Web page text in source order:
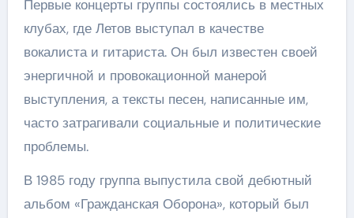
Первые концерты группы состоялись в местных
клубах, где Летов выступал в качестве
вокалиста и гитариста. Он был известен своей
энергичной и провокационной манерой
выступления, а тексты песен, написанные им,
часто затрагивали социальные и политические
проблемы.
В 1985 году группа выпустила свой дебютный
альбом «Гражданская Оборона», который был